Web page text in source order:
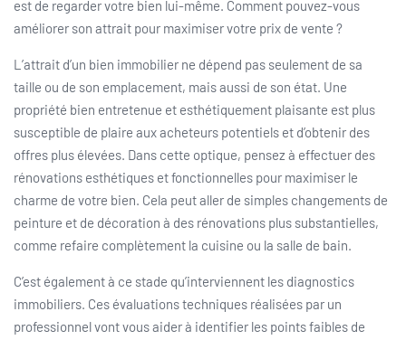
est de regarder votre bien lui-même. Comment pouvez-vous
améliorer son attrait pour maximiser votre prix de vente ?
L’attrait d’un bien immobilier ne dépend pas seulement de sa
taille ou de son emplacement, mais aussi de son état. Une
propriété bien entretenue et esthétiquement plaisante est plus
susceptible de plaire aux acheteurs potentiels et d’obtenir des
offres plus élevées. Dans cette optique, pensez à effectuer des
rénovations esthétiques et fonctionnelles pour maximiser le
charme de votre bien. Cela peut aller de simples changements de
peinture et de décoration à des rénovations plus substantielles,
comme refaire complètement la cuisine ou la salle de bain.
C’est également à ce stade qu’interviennent les diagnostics
immobiliers. Ces évaluations techniques réalisées par un
professionnel vont vous aider à identifier les points faibles de